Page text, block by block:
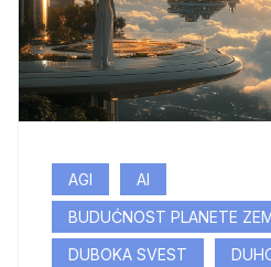
AGI
AI
BUDUĆNOST PLANETE
DUBOKA SVEST